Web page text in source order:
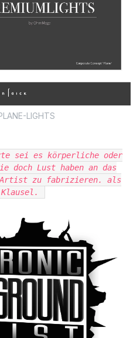
LIGHTS
sei es körperliche oder
doch Lust haben an das
zu fabrizieren. als